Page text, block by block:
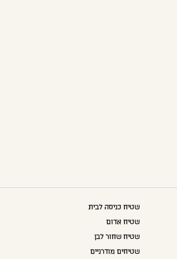
שטיח כניסה לבית
שטיח אדום
שטיח שחור לבן
שטיחים מודרניים